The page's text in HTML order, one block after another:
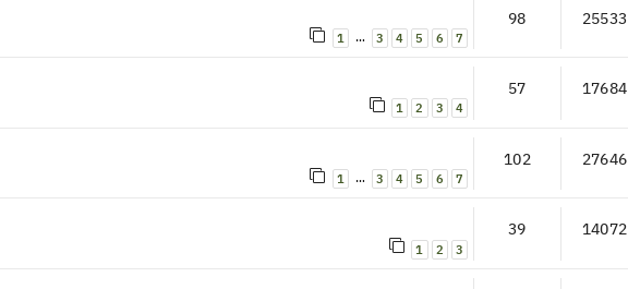
1 … 3 4 5 6 7
98 25533
1 2 3 4
57 17684
1 … 3 4 5 6 7
102 27646
1 2 3
39 14072